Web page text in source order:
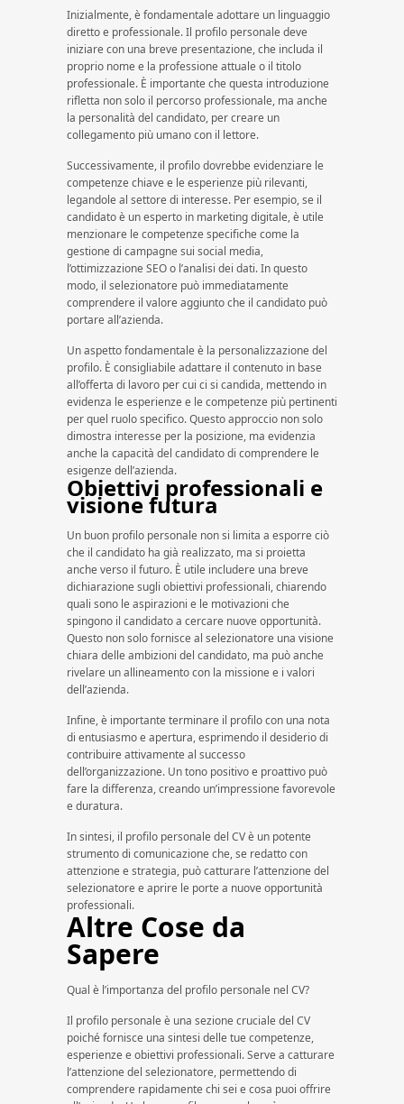
Inizialmente, è fondamentale adottare un linguaggio
diretto e professionale. Il profilo personale deve
iniziare con una breve presentazione, che includa il
proprio nome e la professione attuale o il titolo
professionale. È importante che questa introduzione
rifletta non solo il percorso professionale, ma anche
la personalità del candidato, per creare un
collegamento più umano con il lettore.
Successivamente, il profilo dovrebbe evidenziare le
competenze chiave e le esperienze più rilevanti,
legandole al settore di interesse. Per esempio, se il
candidato è un esperto in marketing digitale, è utile
menzionare le competenze specifiche come la
gestione di campagne sui social media,
l’ottimizzazione SEO o l’analisi dei dati. In questo
modo, il selezionatore può immediatamente
comprendere il valore aggiunto che il candidato può
portare all’azienda.
Un aspetto fondamentale è la personalizzazione del
profilo. È consigliabile adattare il contenuto in base
all’offerta di lavoro per cui ci si candida, mettendo in
evidenza le esperienze e le competenze più pertinenti
per quel ruolo specifico. Questo approccio non solo
dimostra interesse per la posizione, ma evidenzia
anche la capacità del candidato di comprendere le
esigenze dell’azienda.
Obiettivi professionali e
visione futura
Un buon profilo personale non si limita a esporre ciò
che il candidato ha già realizzato, ma si proietta
anche verso il futuro. È utile includere una breve
dichiarazione sugli obiettivi professionali, chiarendo
quali sono le aspirazioni e le motivazioni che
spingono il candidato a cercare nuove opportunità.
Questo non solo fornisce al selezionatore una visione
chiara delle ambizioni del candidato, ma può anche
rivelare un allineamento con la missione e i valori
dell’azienda.
Infine, è importante terminare il profilo con una nota
di entusiasmo e apertura, esprimendo il desiderio di
contribuire attivamente al successo
dell’organizzazione. Un tono positivo e proattivo può
fare la differenza, creando un’impressione favorevole
e duratura.
In sintesi, il profilo personale del CV è un potente
strumento di comunicazione che, se redatto con
attenzione e strategia, può catturare l’attenzione del
selezionatore e aprire le porte a nuove opportunità
professionali.
Altre Cose da
Sapere
Qual è l’importanza del profilo personale nel CV?
Il profilo personale è una sezione cruciale del CV
poiché fornisce una sintesi delle tue competenze,
esperienze e obiettivi professionali. Serve a catturare
l’attenzione del selezionatore, permettendo di
comprendere rapidamente chi sei e cosa puoi offrire